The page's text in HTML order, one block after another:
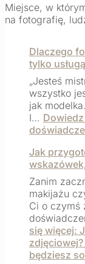
Miejsce, w
na fotografię,
Dlaczego
tylko
„Jesteś
wszystko
jak
I…
Jak
Zanim
makijażu
Ci o czymś
się więcej:
będziesz